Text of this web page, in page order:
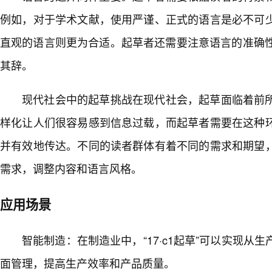
例如，对于学术文献，使用严谨、正式的语言是必不可
直观的语言则更为合适。起草者还需要注意语言的准确
其辞。
现代社会中的起草挑战在现代社会，起草面临着前
样化让人们很容易感到信息过载，而起草者需要在这种
并有效地传达。不同的读者群体有着不同的需求和期望
需求，调整内容和语言风格。
应用场景
智能制造：在制造业中，“17·c1起草”可以实现从
面管理，提高生产效率和产品质量。